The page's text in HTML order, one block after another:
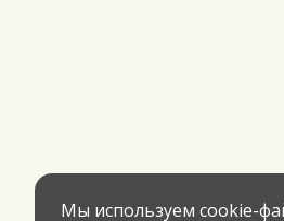
Мы используем cookie-